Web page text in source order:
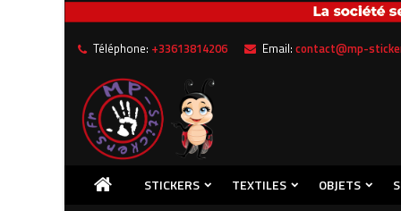
Téléphone: +33613814206 Email: contact@mp-
STICKERS TEXTILES OBJETS